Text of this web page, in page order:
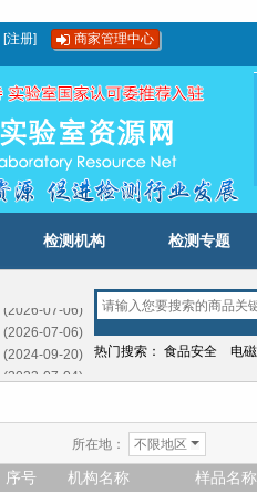
[注册] 商家管理中心
检测机构 检测专题
(2026-07-06)
(2026-07-06)
(2024-09-20)
(2023-07-04)
(2021-11-09)
(2020-11-21)
(2026-07-06)
热门搜索： 食品安全 电
所在地： 不限地区
序号 机构名称 样品名称